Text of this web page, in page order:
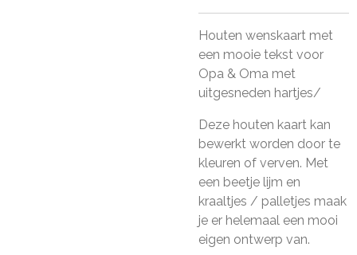
Houten wenskaart met
een mooie tekst voor
Opa & Oma met
uitgesneden hartjes/
Deze houten kaart kan
bewerkt worden door te
kleuren of verven. Met
een beetje lijm en
kraaltjes / palletjes maak
je er helemaal een mooi
eigen ontwerp van.